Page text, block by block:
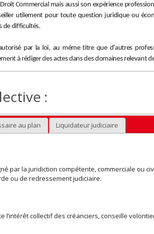
Commercial mais aussi son expérience
utilement pour toute question juridique ou
de difficultés.
par la loi, au même titre que d’autres
à rédiger des actes dans des domaines relevant
:
au plan Liquidateur judiciaire
par la juridiction compétente, commerciale ou
ou de redressement judiciaire.
l’intérêt collectif des créanciers, conseille